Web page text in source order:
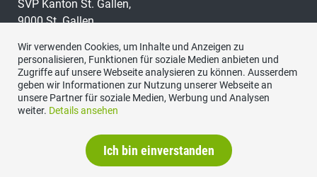
SVP Kanton St. Gallen,
9000 St. Gallen
E-Mail:
sekretariat@svp-sg.ch
Datenschutzerklärung
Wir verwenden Cookies, um Inhalte und Anzeigen zu
personalisieren, Funktionen für soziale Medien anbieten und
Zugriffe auf unsere Webseite analysieren zu können. Ausserdem
geben wir Informationen zur Nutzung unserer Webseite an
unsere Partner für soziale Medien, Werbung und Analysen
weiter. Details ansehen
Ich bin einverstanden